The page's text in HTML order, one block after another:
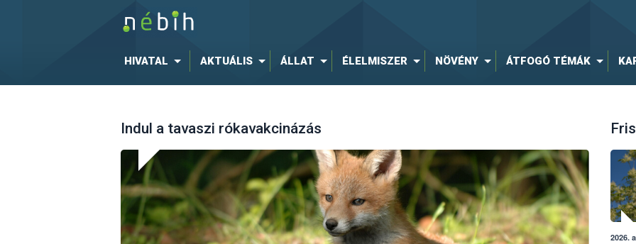
HIVATAL AKTUÁLIS ÁLLAT ÉLELMISZER NÖVÉNY ÁTFOGÓ TÉMÁK
Indul a tavaszi rókavakcinázás
2026.